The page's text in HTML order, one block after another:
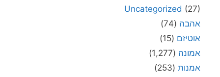
Uncategorized (27)
אהבה (74)
אוטיזם (15)
אמונה (1,277)
אמנות (253)